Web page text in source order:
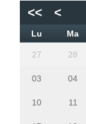
<< <
Lu Ma
27 28
03 04
10 11